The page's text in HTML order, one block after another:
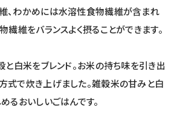
、わかめには水溶性食物繊維が含まれ
繊維をバランスよく摂ることができます。
白米をブレンド。お米の持ち味を引き出
式で炊き上げました。雑穀米の甘みと白
るおいしいごはんです。